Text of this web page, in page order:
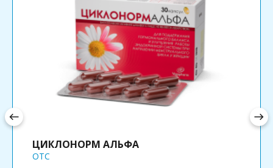
ЦИКЛОНОРМ АЛЬФА
OTC
west east